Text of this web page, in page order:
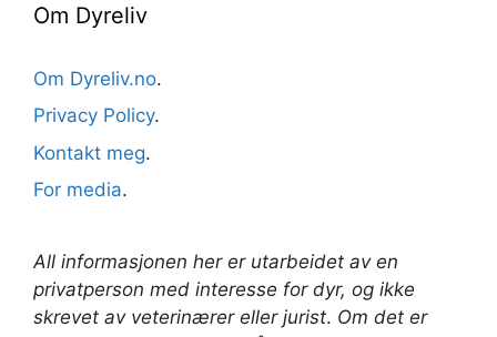
Om Dyreliv
Om Dyreliv.no.
Privacy Policy.
Kontakt meg.
For media.
All informasjonen her er utarbeidet av en
privatperson med interesse for dyr, og ikke
skrevet av veterinærereller jurist. Om det er